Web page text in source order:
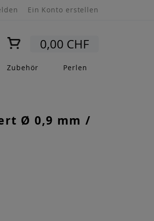
Ein Konto erstellen
Mein Warenkorb0,00 CHF
Zubehör Perlen
Ø 0,9 mm /